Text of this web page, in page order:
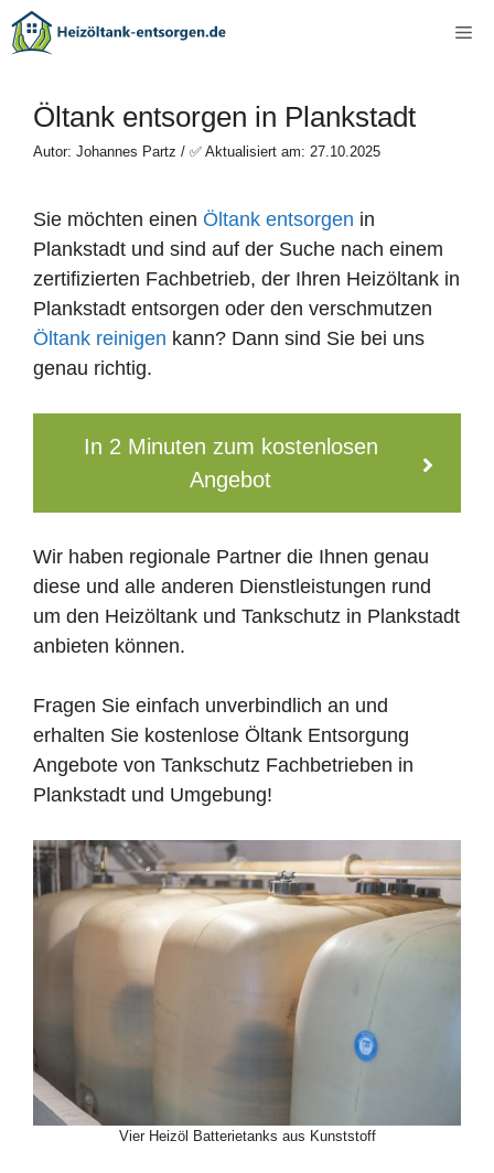
Zum
Inhalt
Öltank entsorgen in Plankstadt
Autor: Johannes Partz / ✅ Aktualisiert am: 27.10.2025
Sie möchten einen Öltank entsorgen in
Plankstadt und sind auf der Suche nach einem
zertifizierten Fachbetrieb, der Ihren Heizöltank in
Plankstadt entsorgen oder den verschmutzen
Öltank reinigen kann? Dann sind Sie bei uns
genau richtig.
In 2 Minuten zum kostenlosen
Angebot
Wir haben regionale Partner die Ihnen genau
diese und alle anderen Dienstleistungen rund
um den Heizöltank und Tankschutz in Plankstadt
anbieten können.
Fragen Sie einfach unverbindlich an und
erhalten Sie kostenlose Öltank Entsorgung
Angebote von Tankschutz Fachbetrieben in
Plankstadt und Umgebung!
Vier Heizöl Batterietanks aus Kunststoff